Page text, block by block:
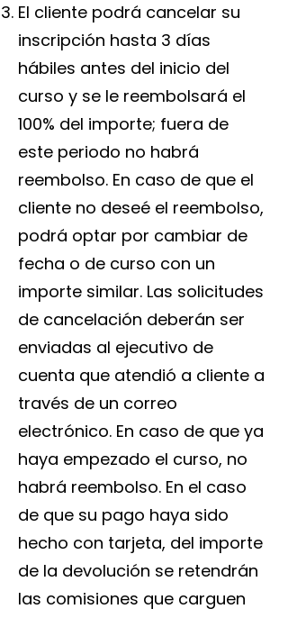
El cliente podrá cancelar su
inscripción hasta 3 días
hábiles antes del inicio del
curso y se le reembolsará el
100% del importe; fuera de
este periodo no habrá
reembolso. En caso de que el
cliente no deseé el reembolso,
podrá optar por cambiar de
fecha o de curso con un
importe similar. Las solicitudes
de cancelación deberán ser
enviadas al ejecutivo de
cuenta que atendió a cliente a
través de un correo
electrónico. En caso de que ya
haya empezado el curso, no
habrá reembolso. En el caso
de que su pago haya sido
hecho con tarjeta, del importe
de la devolución se retendrán
las comisiones que carguen